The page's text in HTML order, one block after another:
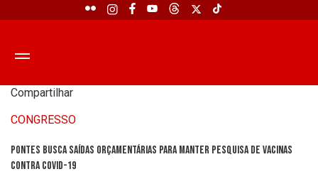
Compartilhar
CONGRESSO
Pontes busca saídas orçamentárias para manter pesquisa de vacinas
contra Covid-19